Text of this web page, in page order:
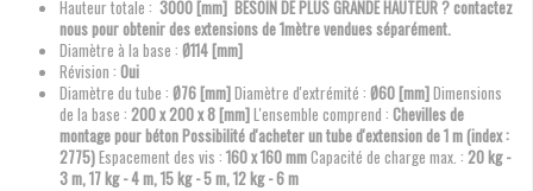
Hauteur totale : 3000 [mm] BESOIN DE PLUS GRANDE HAUTEUR ? contactez
nous pour obtenir des extensions de 1mètre vendues séparément.
Diamètre à la base : Ø114 [mm]
Révision : Oui
Diamètre du tube : Ø76[mm]Diamètre d'extrémité : Ø60[mm]Dimensions
de la base : 200 x 200 x 8 [mm]L'ensemble comprend : Chevilles de
montage pour bétonPossibilité d'acheter un tube d'extension de 1 m (index :
2775)Espacement des vis : 160 x 160 mmCapacité de charge max. : 20 kg -
3 m, 17 kg - 4 m, 15 kg - 5 m, 12 kg - 6 m